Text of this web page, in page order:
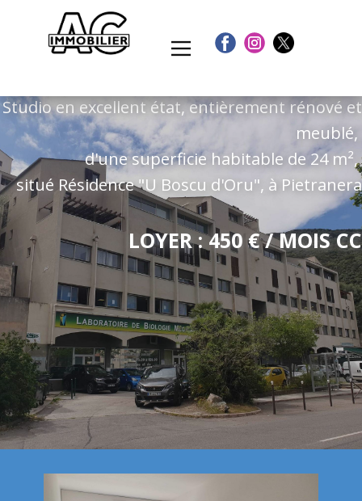
Studio
à PIETRANERA
Studio en excellent état, entièrement rénové et
meublé,
d'une superficie habitable de 24 m²,
situé Résidence "U Boscu d'Oru", à Pietranera
LOYER : 450 € / MOIS CC